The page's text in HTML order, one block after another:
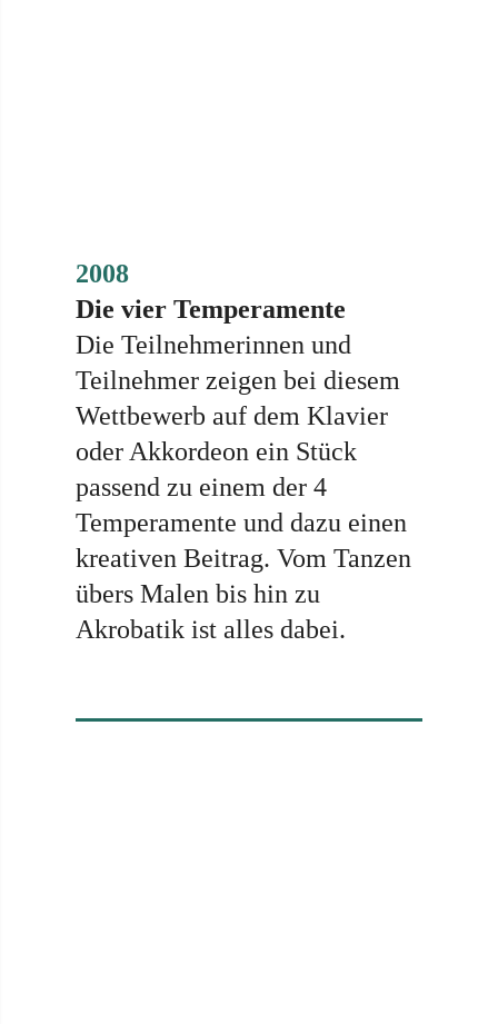
2008
Die vier Temperamente
Die Teilnehmerinnen und
Teilnehmer zeigen bei diesem
Wettbewerb auf dem Klavier
oder Akkordeon ein Stück
passend zu einem der 4
Temperamente und dazu einen
kreativen Beitrag. Vom Tanzen
übers Malen bis hin zu
Akrobatik ist alles dabei.